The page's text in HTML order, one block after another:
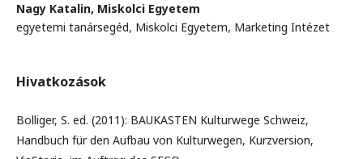
Nagy Katalin, Miskolci Egyetem
egyetemi tanársegéd, Miskolci Egyetem, Marketing Intézet
Hivatkozások
Bolliger, S. ed. (2011): BAUKASTEN Kulturwege Schweiz,
Handbuch für den Aufbau von Kulturwegen, Kurzversion,